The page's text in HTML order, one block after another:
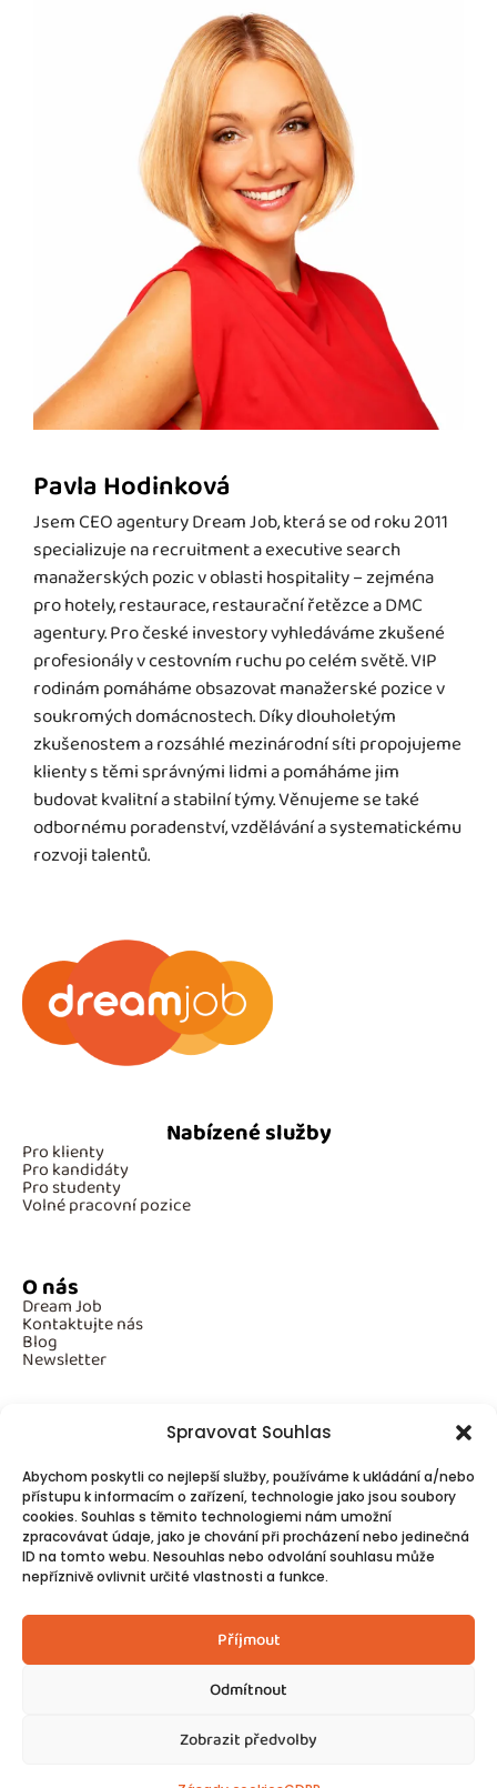
Spravovat Souhlas
Abychom poskytli co nejlepší služby, používáme k ukládání a/nebo
přístupu k informacím o zařízení, technologie jako jsou soubory
cookies. Souhlas s těmito technologiemi nám umožní
zpracovávat údaje, jako je chování při procházení nebo jedinečná
ID na tomto webu. Nesouhlas nebo odvolání souhlasu může
nepříznivě ovlivnit určité vlastnosti a funkce.
Příjmout
Odmítnout
Zobrazit předvolby
Pavla Hodinková
Jsem CEO agentury Dream Job, která se od roku 2011
specializuje na recruitment a executive search
manažerských pozic v oblasti hospitality – zejména
pro hotely, restaurace, restaurační řetězce a DMC
agentury. Pro české investory vyhledáváme zkušené
profesionály v cestovním ruchu po celém světě. VIP
rodinám pomáháme obsazovat manažerské pozice v
soukromých domácnostech. Díky dlouholetým
zkušenostem a rozsáhlé mezinárodní síti propojujeme
klienty s těmi správnými lidmi a pomáháme jim
budovat kvalitní a stabilní týmy. Věnujeme se také
odbornému poradenství, vzdělávání a systematickému
rozvoji talentů.
Nabízené služby
Pro klienty
Pro kandidáty
Pro studenty
Volné pracovní pozice
O nás
Dream Job
Kontaktujte nás
Blog
Newsletter
Povinné informace
GDPR
Cookies
Spojte se s námi!